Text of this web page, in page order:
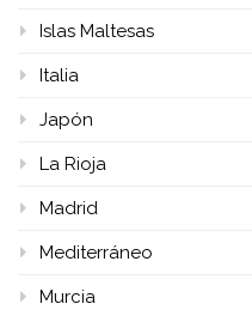
Islas Maltesas
Italia
Japón
La Rioja
Madrid
Mediterráneo
Murcia